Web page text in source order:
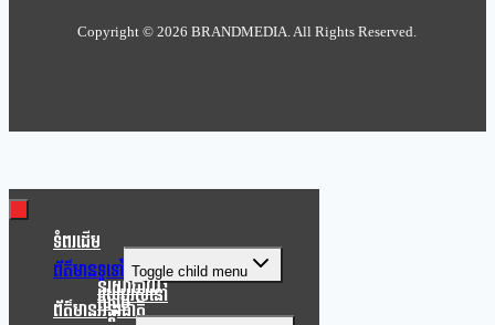
Copyright ©2026 BRANDMEDIA. All Rights Reserved.
ទំពរដើម
ព័ត៌មានទូទៅ Toggle child menu
នយោបាយ
របៀបរស់នៅ
សង្គម
ព័ត៌មានអន្តរជាតិ